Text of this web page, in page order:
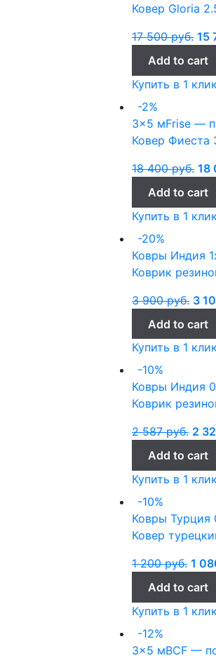
Ковер Gloria
17 500руб. 15
Add to cart
Купить в 1 клик
-2%
3x5 мFrise —
Ковер Фиеста
18 400руб. 18
Add to cart
Купить в 1 клик
-20%
Ковры Индия
Коврик
3 900руб. 3
Add to cart
Купить в 1 клик
-10%
Ковры Индия
Коврик
2 587руб. 2
Add to cart
Купить в 1 клик
-10%
Ковры Турция
Ковер
1 200руб. 1
Add to cart
Купить в 1 клик
-12%
3x5 мBCF —